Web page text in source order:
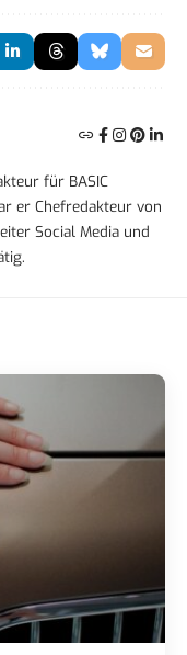
für BASIC
er Chefredakteur von
Social Media und